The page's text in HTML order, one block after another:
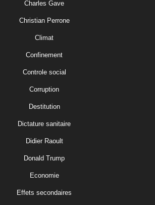
Charles Gave
Christian Perrone
Climat
Confinement
Controle social
Corruption
Destitution
Dictature sanitaire
Didier Raoult
Donald Trump
Economie
Effets secondaires